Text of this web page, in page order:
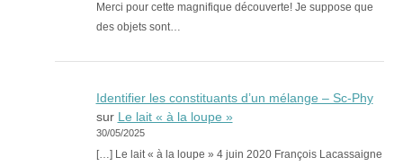
Merci pour cette magnifique découverte! Je suppose que
des objets sont…
Identifier les constituants d’un mélange – Sc-Phy
sur Le lait « à la loupe »
30/05/2025
[…] Le lait « à la loupe » 4 juin 2020 François Lacassaigne